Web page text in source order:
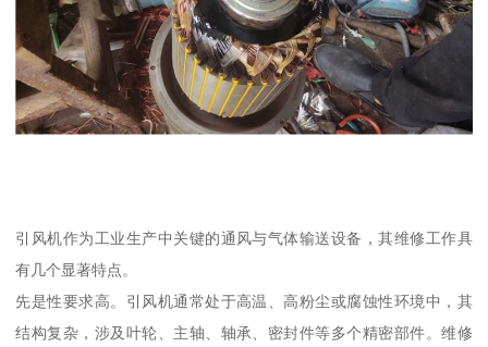
引风机作为工业生产中关键的通风与气体输送设备，其维修工作具
有几个显著特点。
先是性要求高。引风机通常处于高温、高粉尘或腐蚀性环境中，其
结构复杂，涉及叶轮、主轴、轴承、密封件等多个精密部件。维修